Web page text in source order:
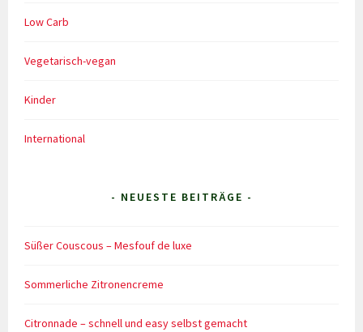
Low Carb
Vegetarisch-vegan
Kinder
International
- NEUESTE BEITRÄGE -
Süßer Couscous – Mesfouf de luxe
Sommerliche Zitronencreme
Citronnade – schnell und easy selbst gemacht